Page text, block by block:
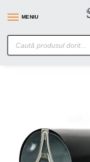
MENIU
SimpleTools.ro
Prima pagină